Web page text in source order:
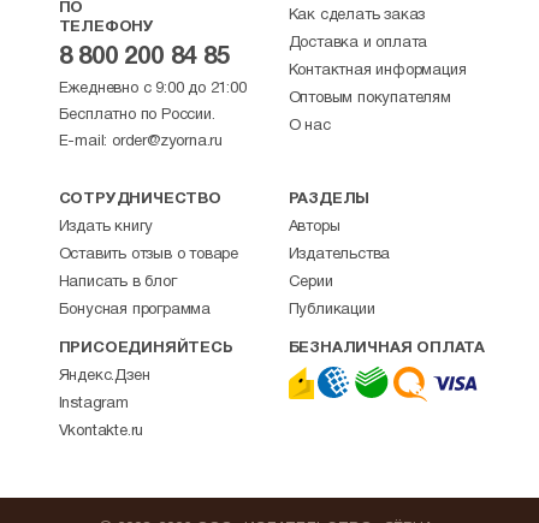
ПО
ТЕЛЕФОНУ
8 800 200 84 85
Ежедневно с 9:00 до 21:00
Бесплатно по России.
E-mail: order@zyorna.ru
Как сделать заказ
Доставка и оплата
Контактная информация
Оптовым покупателям
О нас
СОТРУДНИЧЕСТВО
Издать книгу
Оставить отзыв о товаре
Написать в блог
Бонусная программа
РАЗДЕЛЫ
Авторы
Издательства
Серии
Публикации
ПРИСОЕДИНЯЙТЕСЬ
Яндекс.Дзен
Instagram
Vkontakte.ru
БЕЗНАЛИЧНАЯ ОПЛАТА